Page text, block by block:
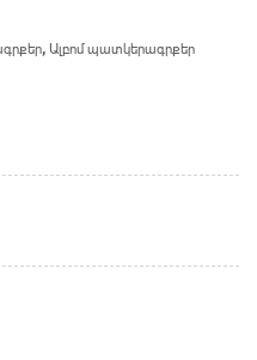
, Ալբոմ պատկերագրքեր